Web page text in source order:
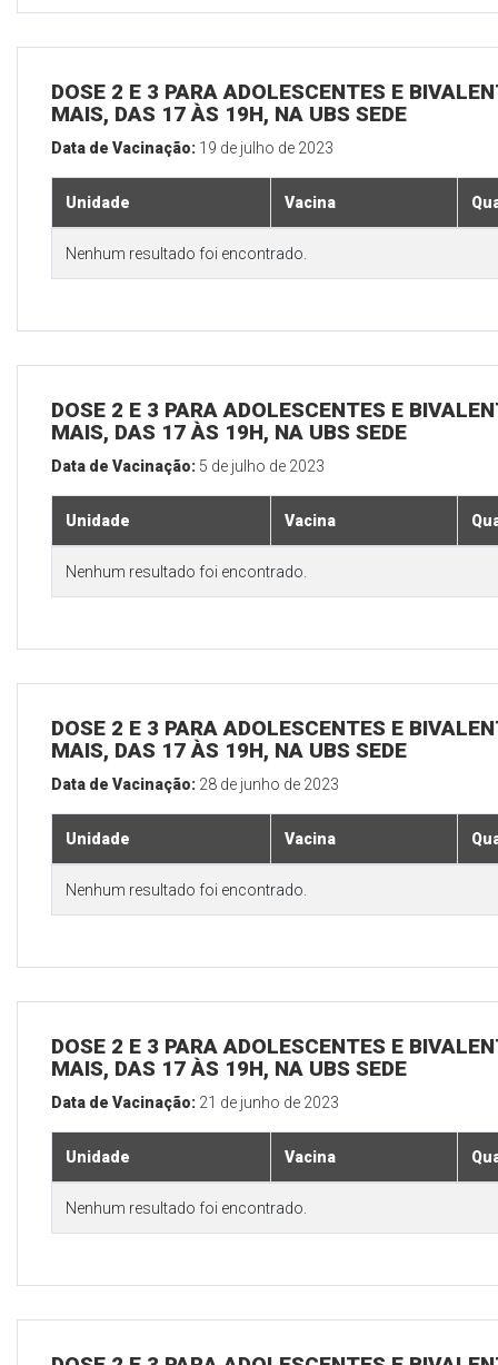
DOSE 2 E 3 PARA ADOLESCENTES E
MAIS, DAS 17 ÀS 19H, NA UBS SEDE
Data de Vacinação: 19 de julho de 2023
Unidade Vacina
Nenhum resultado foi encontrado.
DOSE 2 E 3 PARA ADOLESCENTES E
MAIS, DAS 17 ÀS 19H, NA UBS SEDE
Data de Vacinação: 5 de julho de 2023
Unidade Vacina
Nenhum resultado foi encontrado.
DOSE 2 E 3 PARA ADOLESCENTES E
MAIS, DAS 17 ÀS 19H, NA UBS SEDE
Data de Vacinação: 28 de junho de 2023
Unidade Vacina
Nenhum resultado foi encontrado.
DOSE 2 E 3 PARA ADOLESCENTES E
MAIS, DAS 17 ÀS 19H, NA UBS SEDE
Data de Vacinação: 21 de junho de 2023
Unidade Vacina
Nenhum resultado foi encontrado.